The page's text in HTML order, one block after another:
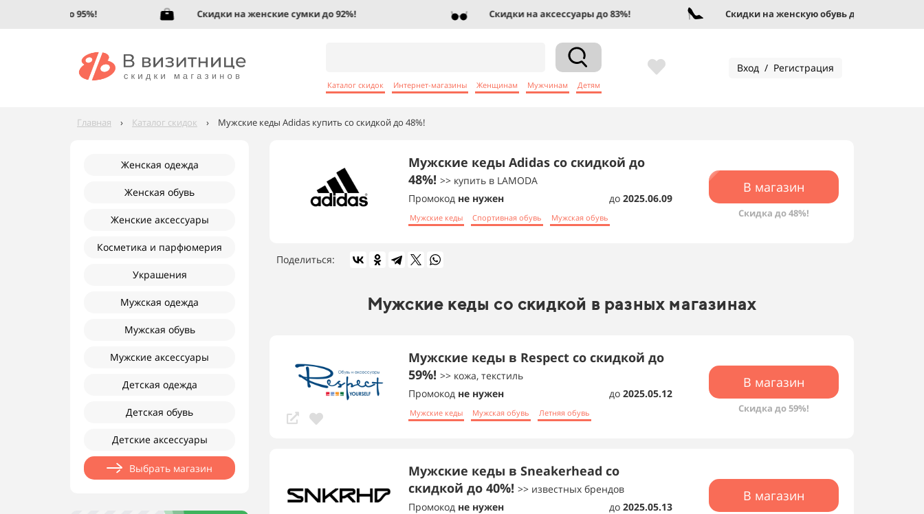
обувь до 95%! Скидки на женские сумки до 92%! Скидки на аксессуары до 83%! Скидки на женскую обувь до 95%!
Каталог скидок Интернет-магазины Женщинам Мужчинам Детям
Вход / Регистрация
Главная › Каталог скидок › Мужские кеды Adidas купить со скидкой до 48%!
Женская одежда
Женская обувь
Женские аксессуары
Косметика и парфюмерия
Украшения
Мужская одежда
Мужская обувь
Мужские аксессуары
Детская одежда
Детская обувь
Детские аксессуары
Выбрать магазин
Мужские кеды Adidas со скидкой до
48%! >> купить в LAMODA
Промокод не нужен до 2025.06.09
Мужские кеды Спортивная обувь Мужская обувь
В магазин
Скидка до 48%!
Поделиться:
Мужские кеды со скидкой в разных магазинах
Мужские кеды в Respect со скидкой до
59%! >> кожа, текстиль
Промокод не нужен до 2025.05.12
Мужские кеды Мужская обувь Летняя обувь
В магазин
Скидка до 59%!
Мужские кеды в Sneakerhead со
скидкой до 40%! >> известных брендов
Промокод не нужен до 2025.05.13
В магазин